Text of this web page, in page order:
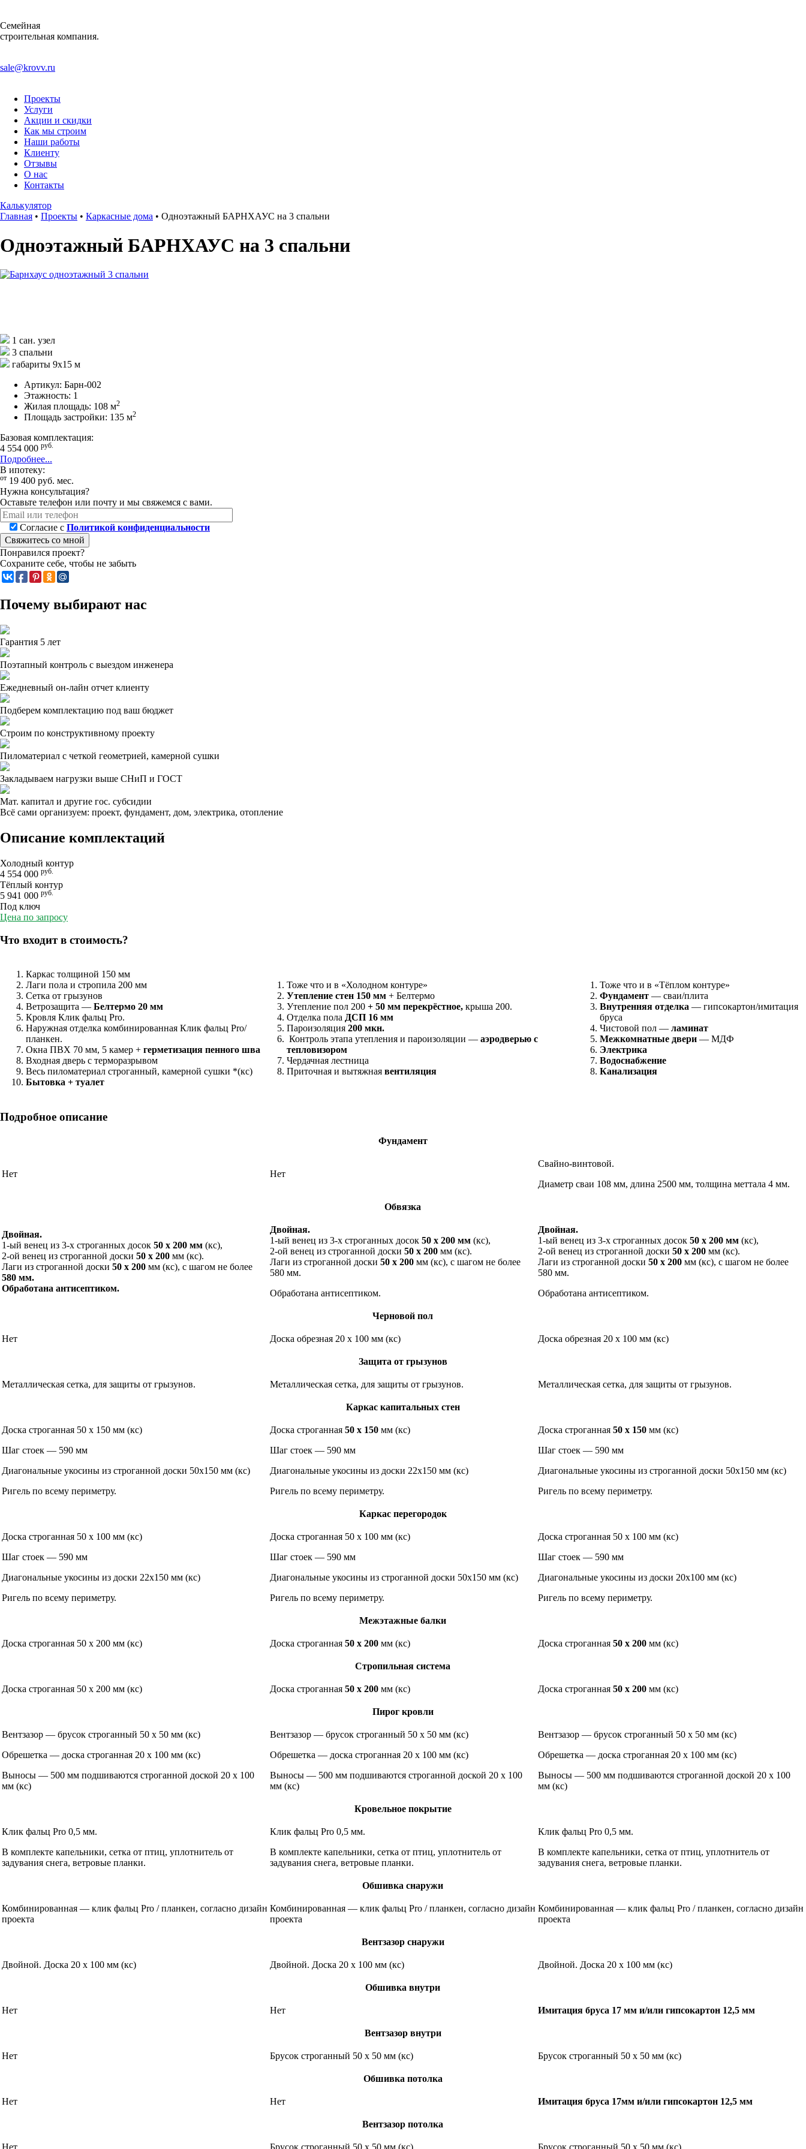
Семейная
строительная компания.
sale@krovv.ru
Проекты
Услуги
Акции и скидки
Как мы строим
Наши работы
Клиенту
Отзывы
О нас
Контакты
Калькулятор
Главная • Проекты • Каркасные дома • Одноэтажный БАРНХАУС на 3 спальни
Одноэтажный БАРНХАУС на 3 спальни
1 сан. узел
3 спальни
габариты 9х15 м
Артикул: Барн-002
Этажность: 1
Жилая площадь: 108 м2
Площадь застройки: 135 м2
Базовая комплектация:
4 554 000 руб.
Подробнее...
В ипотеку:
от 19 400 руб. мес.
Нужна консультация?
Оставьте телефон или почту и мы свяжемся с вами.
Согласие с Политикой конфиденциальности
Свяжитесь со мной
Понравился проект?
Сохраните себе, чтобы не забыть
Почему выбирают нас
Гарантия 5 лет
Поэтапный контроль с выездом инженера
Ежедневный он-лайн отчет клиенту
Подберем комплектацию под ваш бюджет
Строим по конструктивному проекту
Пиломатериал с четкой геометрией, камерной сушки
Закладываем нагрузки выше СНиП и ГОСТ
Мат. капитал и другие гос. субсидии
Всё сами организуем: проект, фундамент, дом, электрика, отопление
Описание комплектаций
Холодный контур
4 554 000 руб.
Тёплый контур
5 941 000 руб.
Под ключ
Цена по запросу
Что входит в стоимость?
Каркас толщиной 150 мм
Лаги пола и стропила 200 мм
Сетка от грызунов
Ветрозащита — Белтермо 20 мм
Кровля Клик фальц Pro.
Наружная отделка комбинированная Клик фальц Pro/
планкен.
Окна ПВХ 70 мм, 5 камер + герметизация пенного шва
Входная дверь с терморазрывом
Весь пиломатериал строганный, камерной сушки *(кс)
Бытовка + туалет
Тоже что и в «Холодном контуре»
Утепление стен 150 мм + Белтермо
Утепление пол 200 + 50 мм перекрёстное, крыша 200.
Отделка пола ДСП 16 мм
Пароизоляция 200 мкн.
Контроль этапа утепления и пароизоляции — аэродверью с
тепловизором
Чердачная лестница
Приточная и вытяжная вентиляция
Тоже что и в «Тёплом контуре»
Фундамент — сваи/плита
Внутренняя отделка — гипсокартон/имитация
бруса
Чистовой пол — ламинат
Межкомнатные двери — МДФ
Электрика
Водоснабжение
Канализация
Подробное описание
Фундамент
Нет Нет
Свайно-винтовой.
Диаметр сваи 108 мм, длина 2500 мм, толщина меттала 4 мм.
Обвязка
Двойная.
1-ый венец из 3-х строганных досок 50 х 200 мм (кс),
2-ой венец из строганной доски 50 х 200 мм (кс).
Лаги из строганной доски 50 х 200 мм (кс), с шагом не более
580 мм.
Обработана антисептиком.
Двойная.
1-ый венец из 3-х строганных досок 50 х 200 мм (кс),
2-ой венец из строганной доски 50 х 200 мм (кс).
Лаги из строганной доски 50 х 200 мм (кс), с шагом не более
580 мм.
Обработана антисептиком.
Двойная.
1-ый венец из 3-х строганных досок 50 х 200 мм (кс),
2-ой венец из строганной доски 50 х 200 мм (кс).
Лаги из строганной доски 50 х 200 мм (кс), с шагом не более
580 мм.
Обработана антисептиком.
Черновой пол
Нет Доска обрезная 20 х 100 мм (кс) Доска обрезная 20 х 100 мм (кс)
Защита от грызунов
Металлическая сетка, для защиты от грызунов. Металлическая сетка, для защиты от грызунов. Металлическая сетка, для защиты от грызунов.
Каркас капитальных стен
Доска строганная 50 х 150 мм (кс)
Шаг стоек — 590 мм
Диагональные укосины из строганной доски 50х150 мм (кс)
Ригель по всему периметру.
Доска строганная 50 х 150 мм (кс)
Шаг стоек — 590 мм
Диагональные укосины из доски 22х150 мм (кс)
Ригель по всему периметру.
Доска строганная 50 х 150 мм (кс)
Шаг стоек — 590 мм
Диагональные укосины из строганной доски 50х150 мм (кс)
Ригель по всему периметру.
Каркас перегородок
Доска строганная 50 х 100 мм (кс)
Шаг стоек — 590 мм
Диагональные укосины из доски 22х150 мм (кс)
Ригель по всему периметру.
Доска строганная 50 х 100 мм (кс)
Шаг стоек — 590 мм
Диагональные укосины из строганной доски 50х150 мм (кс)
Ригель по всему периметру.
Доска строганная 50 х 100 мм (кс)
Шаг стоек — 590 мм
Диагональные укосины из доски 20х100 мм (кс)
Ригель по всему периметру.
Межэтажные балки
Доска строганная 50 х 200 мм (кс) Доска строганная 50 х 200 мм (кс) Доска строганная 50 х 200 мм (кс)
Стропильная система
Доска строганная 50 х 200 мм (кс) Доска строганная 50 х 200 мм (кс) Доска строганная 50 х 200 мм (кс)
Пирог кровли
Вентзазор — брусок строганный 50 х 50 мм (кс)
Обрешетка — доска строганная 20 х 100 мм (кс)
Выносы — 500 мм подшиваются строганной доской 20 х 100
мм (кс)
Вентзазор — брусок строганный 50 х 50 мм (кс)
Обрешетка — доска строганная 20 х 100 мм (кс)
Выносы — 500 мм подшиваются строганной доской 20 х 100
мм (кс)
Вентзазор — брусок строганный 50 х 50 мм (кс)
Обрешетка — доска строганная 20 х 100 мм (кс)
Выносы — 500 мм подшиваются строганной доской 20 х 100
мм (кс)
Кровельное покрытие
Клик фальц Pro 0,5 мм.
В комплекте капельники, сетка от птиц, уплотнитель от
задувания снега, ветровые планки.
Клик фальц Pro 0,5 мм.
В комплекте капельники, сетка от птиц, уплотнитель от
задувания снега, ветровые планки.
Клик фальц Pro 0,5 мм.
В комплекте капельники, сетка от птиц, уплотнитель от
задувания снега, ветровые планки.
Обшивка снаружи
Комбинированная — клик фальц Pro / планкен, согласно дизайн
проекта
Комбинированная — клик фальц Pro / планкен, согласно дизайн
проекта
Комбинированная — клик фальц Pro / планкен, согласно дизайн
проекта
Вентзазор снаружи
Двойной. Доска 20 х 100 мм (кс) Двойной. Доска 20 х 100 мм (кс) Двойной. Доска 20 х 100 мм (кс)
Обшивка внутри
Нет Нет Имитация бруса 17 мм и/или гипсокартон 12,5 мм
Вентзазор внутри
Нет Брусок строганный 50 х 50 мм (кс) Брусок строганный 50 х 50 мм (кс)
Обшивка потолка
Нет Нет Имитация бруса 17мм и/или гипсокартон 12,5 мм
Вентзазор потолка